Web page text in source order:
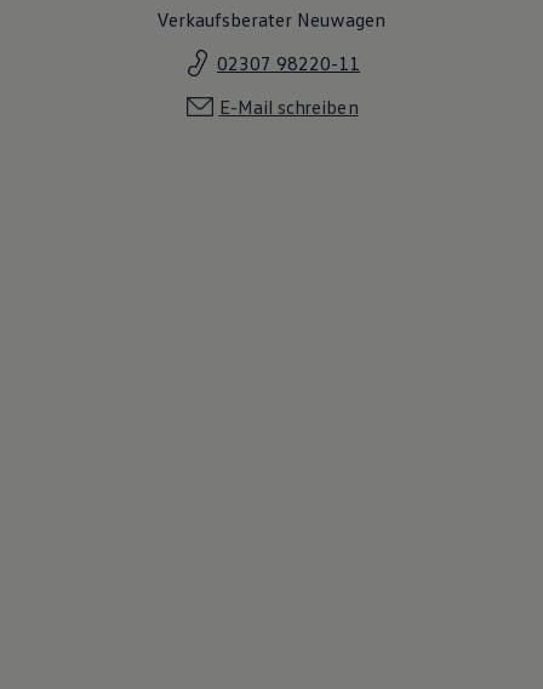
Verkaufsberater Neuwagen
02307 98220-11
E-Mail schreiben